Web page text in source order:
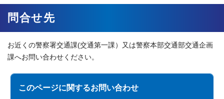
問合せ先
お近くの警察署交通課(交通第一課）又は警察本部交通部交通企画
課へお問い合わせください。
このページに関するお問い合わせ